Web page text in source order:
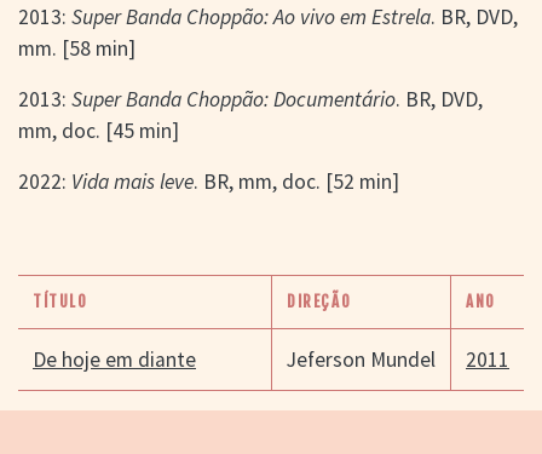
> DISCOGRAFIAS
> BIBLIOGRAFIAS
LOCALIZAÇÃO
2013: Super Banda Choppão: Ao vivo em Estrela. BR, DVD,
mm. [58 min]
2013: Super Banda Choppão: Documentário. BR, DVD,
mm, doc. [45 min]
2022: Vida mais leve. BR, mm, doc. [52 min]
TÍTULO DIREÇÃO ANO
De hoje em diante Jeferson Mundel 2011